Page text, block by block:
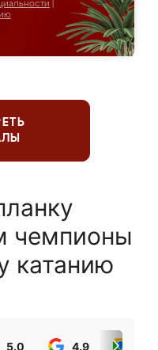
чемпионы
катанию
5.0 4.9